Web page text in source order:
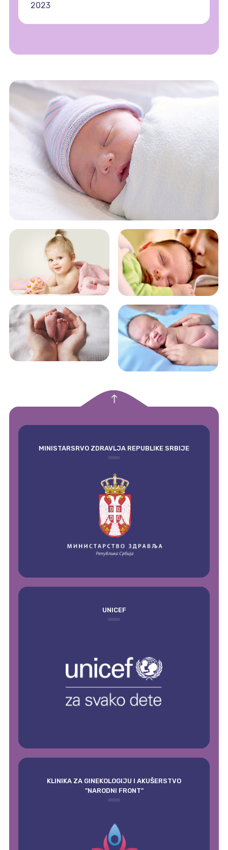
2023
MINISTARSRVO ZDRAVLJA REPUBLIKE SRBIJE
UNICEF
KLINIKA ZA GINEKOLOGIJU I AKUŠERSTVO
"NARODNI FRONT"